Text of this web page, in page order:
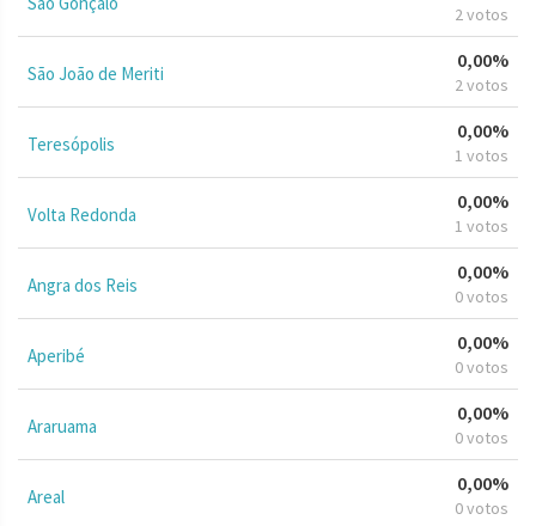
2 votos
São João de Meriti
0,00%
2 votos
Teresópolis
0,00%
1 votos
Volta Redonda
0,00%
1 votos
Angra dos Reis
0,00%
0 votos
Aperibé
0,00%
0 votos
Araruama
0,00%
0 votos
Areal
0,00%
0 votos